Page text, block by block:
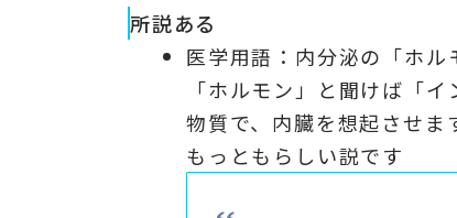
所説ある
医学用語：内分泌の「ホル
「ホルモン」と聞けば「
物質で、内臓を想起させま
もっともらしい説です